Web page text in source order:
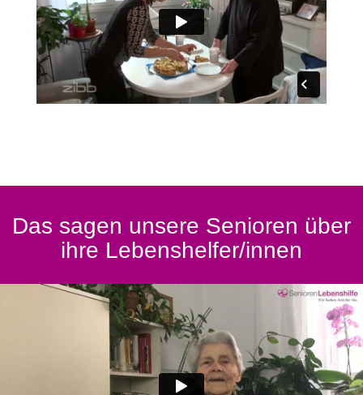
Das sagen unsere Senioren über
ihre Lebenshelfer/innen